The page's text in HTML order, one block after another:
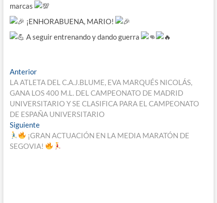
marcas
¡ENHORABUENA, MARIO!
A seguir entrenando y dando guerra
Navegación
de
entradas
AnteriorEntrada
anterior:
LA ATLETA DEL C.A.J.BLUME, EVA MARQUÉS NICOLÁS,
GANA LOS 400 M.L. DEL CAMPEONATO DE MADRID
UNIVERSITARIO Y SE CLASIFICA PARA EL CAMPEONATO
DE ESPAÑA UNIVERSITARIO
SiguienteEntrada
siguiente:
¡GRAN ACTUACIÓN EN LA MEDIA MARATÓN DE
SEGOVIA!